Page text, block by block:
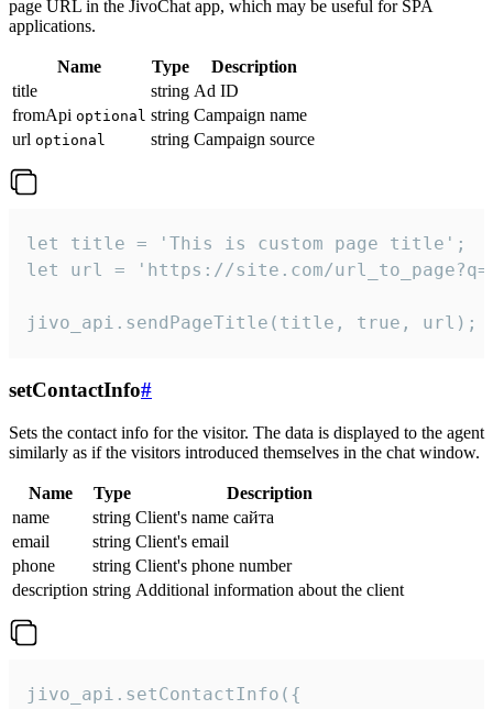
page URL in the JivoChat app, which may be useful for SPA
applications.
Name Type
Description
title
string Ad ID
fromApi optional string Campaign name
url optional string Campaign source
let title = 'This is custom page title';
let url = 'https://site.com/
jivo_api.sendPageTitle(title, true, url);
setContactInfo#
Sets the contact info for the visitor. The data is displayed to the agent
similarly as if the visitors introduced themselves in the chat window.
Name Type
Description
name
string Client's name сайта
email
string Client's email
phone
string Client's phone number
description string Additional information about the client
jivo_api.setContactInfo({